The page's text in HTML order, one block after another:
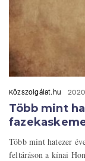
Közszolgálat.hu
Több mint
Több mint hatezer
feltáráson a kínai